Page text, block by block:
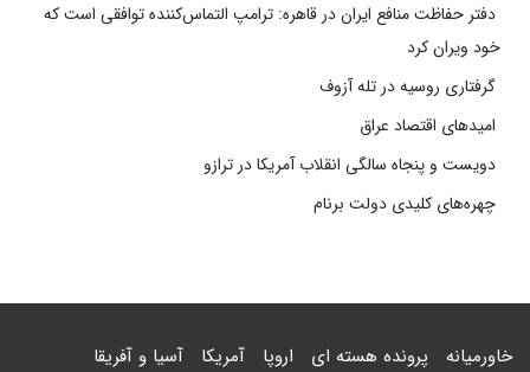
دفتر حفاظت منافع ایران در قاهره: ترامپ التماس‌کننده توافقی است که
خود ویران کرد
گرفتاری روسیه در تله آزوف
امیدهای اقتصاد عراق
دویست و پنجاه سالگی انقلاب آمریکا در ترازو
چهره‌های کلیدی دولت برنام
خاورمیانه پرونده هسته ای اروپا آمریکا آسیا و آفریقا